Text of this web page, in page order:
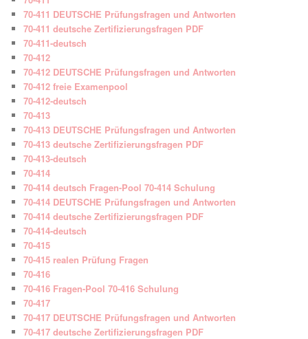
70-411 DEUTSCHE Prüfungsfragen und Antworten
70-411 deutsche Zertifizierungsfragen PDF
70-411-deutsch
70-412
70-412 DEUTSCHE Prüfungsfragen und Antworten
70-412 freie Examenpool
70-412-deutsch
70-413
70-413 DEUTSCHE Prüfungsfragen und Antworten
70-413 deutsche Zertifizierungsfragen PDF
70-413-deutsch
70-414
70-414 deutsch Fragen-Pool 70-414 Schulung
70-414 DEUTSCHE Prüfungsfragen und Antworten
70-414 deutsche Zertifizierungsfragen PDF
70-414-deutsch
70-415
70-415 realen Prüfung Fragen
70-416
70-416 Fragen-Pool 70-416 Schulung
70-417
70-417 DEUTSCHE Prüfungsfragen und Antworten
70-417 deutsche Zertifizierungsfragen PDF